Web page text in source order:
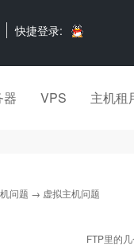
快捷登录:
器 VPS 主机租
问题 → 虚拟主机问题
FTP里的